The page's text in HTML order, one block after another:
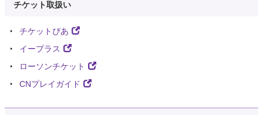
チケット取扱い
チケットぴあ
イープラス
ローソンチケット
CNプレイガイド